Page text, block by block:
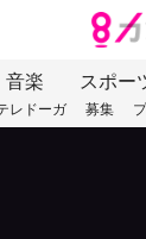
音楽 スポー
レドーガ 募集